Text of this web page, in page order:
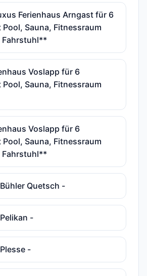
Ferienhaus Arngast für 6
Pool, Sauna, Fitnessraum
Fahrstuhl**
Voslapp für 6
Pool, Sauna, Fitnessraum
Voslapp für 6
Pool, Sauna, Fitnessraum
Fahrstuhl**
Quetsch -
-
-